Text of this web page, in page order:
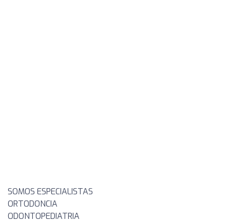
SOMOS ESPECIALISTAS
ORTODONCIA
ODONTOPEDIATRIA